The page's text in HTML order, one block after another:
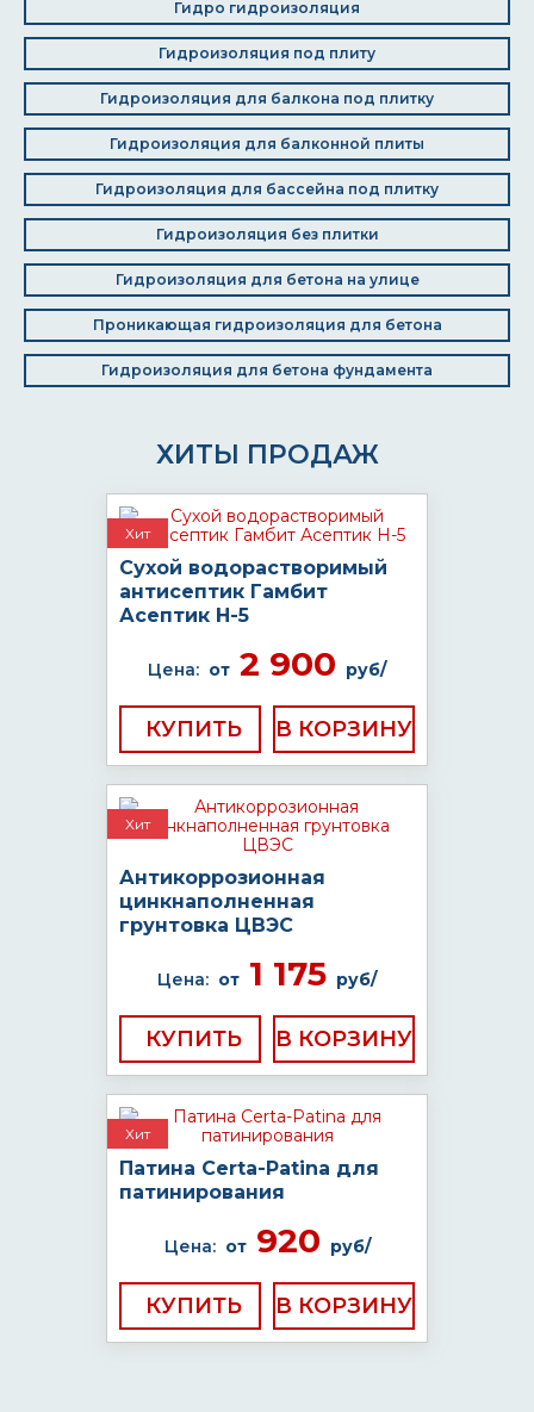
Гидро гидроизоляция
Гидроизоляция под плиту
Гидроизоляция для балкона под плитку
Гидроизоляция для балконной плиты
Гидроизоляция для бассейна под плитку
Гидроизоляция без плитки
Гидроизоляция для бетона на улице
Проникающая гидроизоляция для бетона
Гидроизоляция для бетона фундамента
ХИТЫ ПРОДАЖ
Хит
Сухой водорастворимый
антисептик Гамбит
Асептик H-5
Цена: от 2 900 руб/
КУПИТЬ
Хит
Антикоррозионная
цинкнаполненная
грунтовка ЦВЭС
Цена: от 1 175 руб/
КУПИТЬ
Хит
Патина Certa-Patina для
патинирования
Цена: от920 руб/
КУПИТЬ